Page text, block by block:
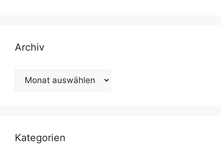
Archiv
Archiv
Kategorien